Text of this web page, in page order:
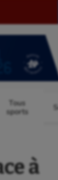
Tous
sports
à